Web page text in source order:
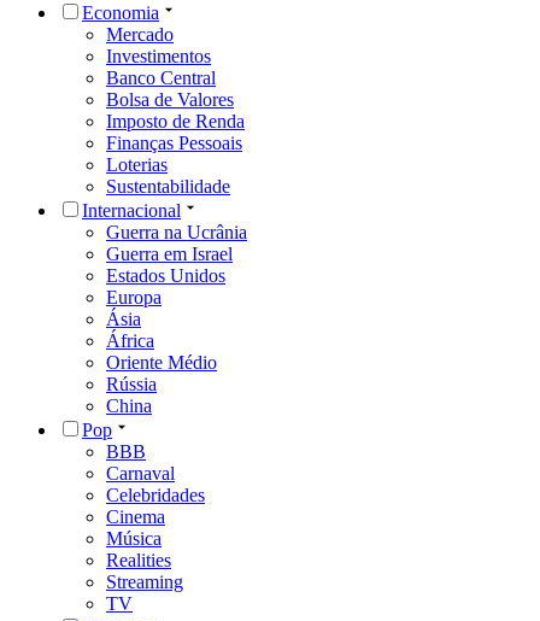
Economia
Mercado
Investimentos
Banco Central
Bolsa de Valores
Imposto de Renda
Finanças Pessoais
Loterias
Sustentabilidade
Internacional
Guerra na Ucrânia
Guerra em Israel
Estados Unidos
Europa
Ásia
África
Oriente Médio
Rússia
China
Pop
BBB
Carnaval
Celebridades
Cinema
Música
Realities
Streaming
TV